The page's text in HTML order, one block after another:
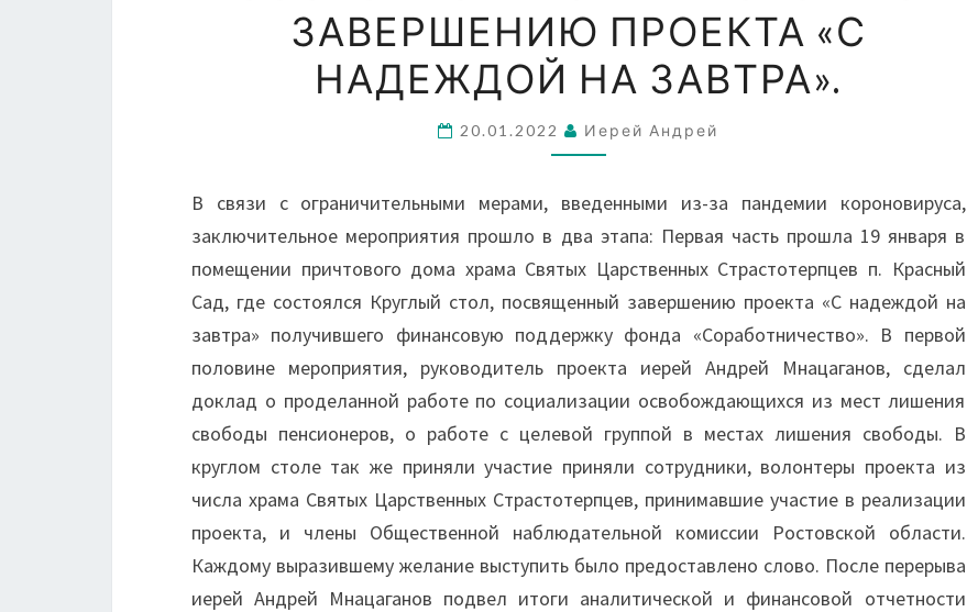
СТОЛ
ПО
ЗАВЕРШЕНИЮ
ПРОЕКТА
«С
НА
ЗАВТРА».
ЗАВЕРШЕНИЮ ПРОЕКТА «С
НАДЕЖДОЙ НА ЗАВТРА».
20.01.2022 Иерей Андрей
В связи с ограничительными мерами, введенными из-за пандемии короновируса,
заключительное мероприятия прошло в два этапа: Первая часть прошла 19 января в
помещении причтового дома храма Святых Царственных Страстотерпцев п. Красный
Сад, где состоялся Круглый стол, посвященный завершению проекта «С надеждой на
завтра» получившего финансовую поддержку фонда «Соработничество». В первой
половине мероприятия, руководитель проекта иерей Андрей Мнацаганов, сделал
доклад о проделанной работе по социализации освобождающихся из мест лишения
свободы пенсионеров, о работе с целевой группой в местах лишения свободы. В
круглом столе так же приняли участие приняли сотрудники, волонтеры проекта из
числа храма Святых Царственных Страстотерпцев, принимавшие участие в реализации
проекта, и члены Общественной наблюдательной комиссии Ростовской области.
Каждому выразившему желание выступить было предоставлено слово. После перерыва
иерей Андрей Мнацаганов подвел итоги аналитической и финансовой отчетности